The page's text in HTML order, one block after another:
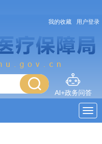
我的收藏 用户登录
AI+政务问答